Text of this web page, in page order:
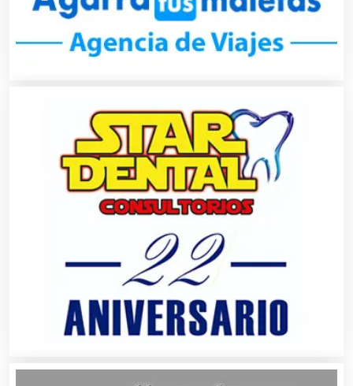
Carnicerías
Centros Comerciales
Centros de Espectáculos
Centros de Nutrición
Centros Turísticos
Cerrajerías